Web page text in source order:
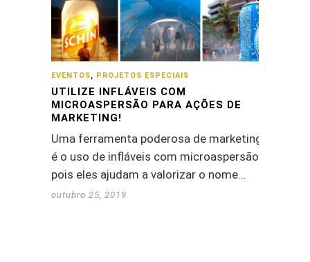
EVENTOS, PROJETOS ESPECIAIS
UTILIZE INFLÁVEIS COM
MICROASPERSÃO PARA AÇÕES DE
MARKETING!
Uma ferramenta poderosa de marketing
é o uso de infláveis com microaspersão,
pois eles ajudam a valorizar o nome…
outubro 25, 2019